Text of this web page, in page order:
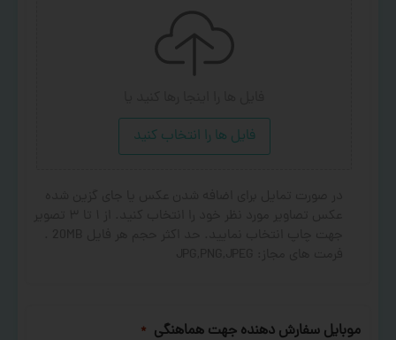
فایل ها را انتخاب کنید
موبایل سفارش دهنده جهت هماهنگی *